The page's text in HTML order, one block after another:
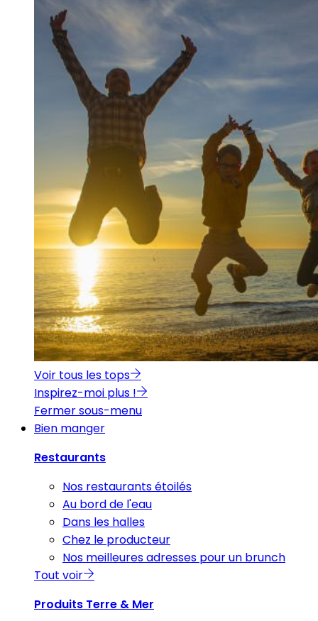
Voir tous les tops
Inspirez-moi plus !
Fermer sous-menu
Bien manger
Restaurants
Nos restaurants étoilés
Au bord de l'eau
Dans les halles
Chez le producteur
Nos meilleures adresses pour un brunch
Tout voir
Produits Terre & Mer